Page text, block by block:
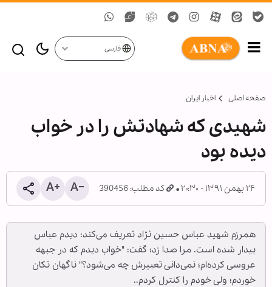
فارسی
صفحه اصلی اخبار ایران
شهیدی که ‌شهادتش را در خواب
دیده بود
۲۴ بهمن ۱۳۹۱ - ۲۰:۳۰ کد مطلب: 390456
همرزم شهید عباس حسین نژاد تعریف می‌کند: دیدم عباس
بیدار شده است. مرا صدا زد؛ گفت: "خواب دیدم که در جبهه
عروسی کرده‌ام؛ نمی‌دانی تعبیرش چه می‌شود؟" ناگهان تکان
خوردم؛ ولی خودم را کنترل کردم..